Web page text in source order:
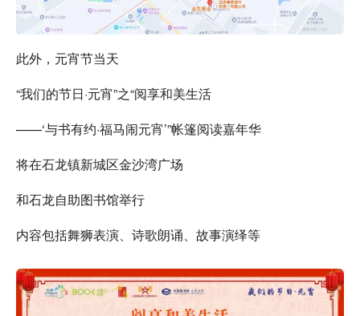
此外，元宵节当天
“我们的节日·元宵”之“阅享和美生活
——‘与书有约·福马闹元宵’”帐篷阅读嘉年华
将在石龙镇新城区金沙湾广场
和石龙自助图书馆举行
内容包括舞狮表演、诗歌朗诵、故事演绎等